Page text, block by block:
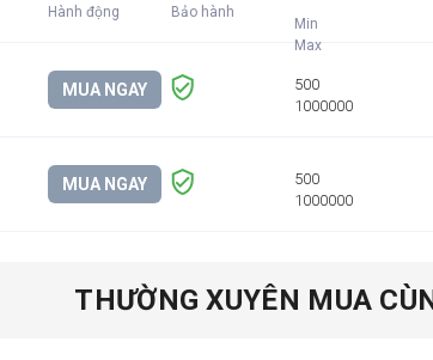
Hành động Bảo hành
Min
Max
MUA NGAY
500
1000000
MUA NGAY
500
1000000
THƯỜNG XUYÊN MUA